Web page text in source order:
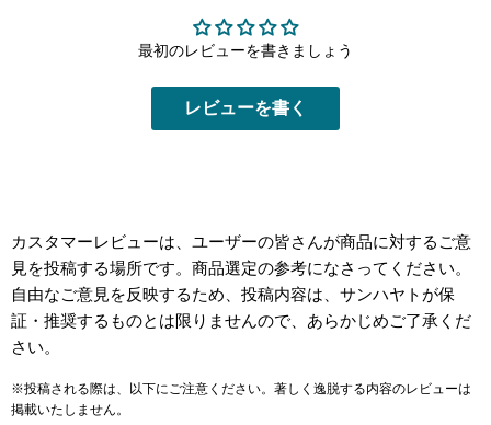
最初のレビューを書きましょう
レビューを書く
カスタマーレビューは、ユーザーの皆さんが商品に対するご意
見を投稿する場所です。商品選定の参考になさってください。
自由なご意見を反映するため、投稿内容は、サンハヤトが保
証・推奨するものとは限りませんので、あらかじめご了承くだ
さい。
※投稿される際は、以下にご注意ください。著しく逸脱する内容のレビューは
掲載いたしません。